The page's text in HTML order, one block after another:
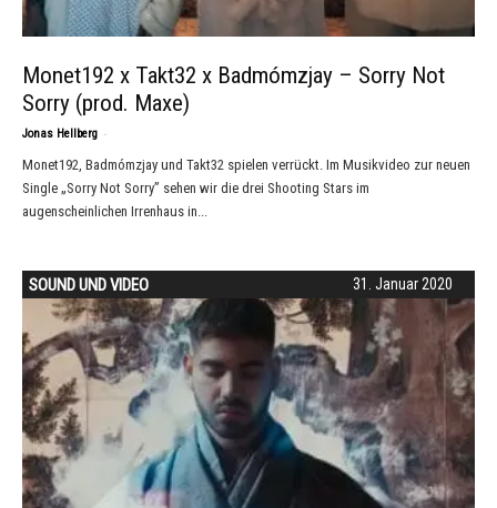
Monet192 x Takt32 x Badmómzjay – Sorry Not
Sorry (prod. Maxe)
Jonas Hellberg -
Monet192, Badmómzjay und Takt32 spielen verrückt. Im Musikvideo zur neuen
Single „Sorry Not Sorry” sehen wir die drei Shooting Stars im
augenscheinlichen Irrenhaus in...
31. Januar 2020
SOUND UND VIDEO